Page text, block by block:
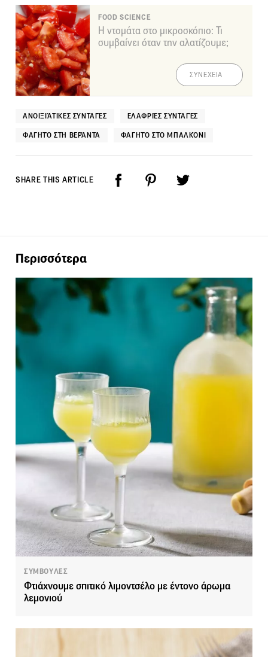
FOOD SCIENCE
Η ντομάτα στο μικροσκόπιο: Τι
συμβαίνει όταν την αλατίζουμε;
ΣΥΝΕΧΕΙΑ
ΑΝΟΙΞΙΆΤΙΚΕΣ ΣΥΝΤΑΓΈΣ ΕΛΑΦΡΙΈΣ ΣΥΝΤΑΓΈΣ
ΦΑΓΗΤΌ ΣΤΗ ΒΕΡΆΝΤΑ ΦΑΓΗΤΌ ΣΤΟ ΜΠΑΛΚΌΝΙ
SHARE THIS ARTICLE
Περισσότερα
ΣΥΜΒΟΥΛΕΣ
Φτιάχνουμε σπιτικό λιμοντσέλο με έντονο άρωμα
λεμονιού